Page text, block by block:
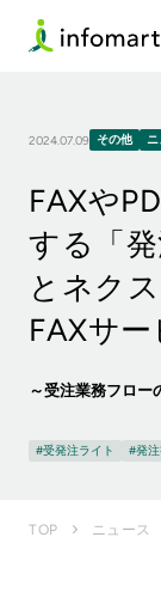
2024.07.09 その他 ニ
FAXや
する「
とネク
FAXサ
～受注業務フロー
受発注ライト 発
TOP ニュース